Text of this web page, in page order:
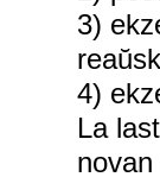
3)
4)
La